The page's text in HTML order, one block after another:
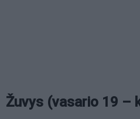
Žuvys (vasario 19 –